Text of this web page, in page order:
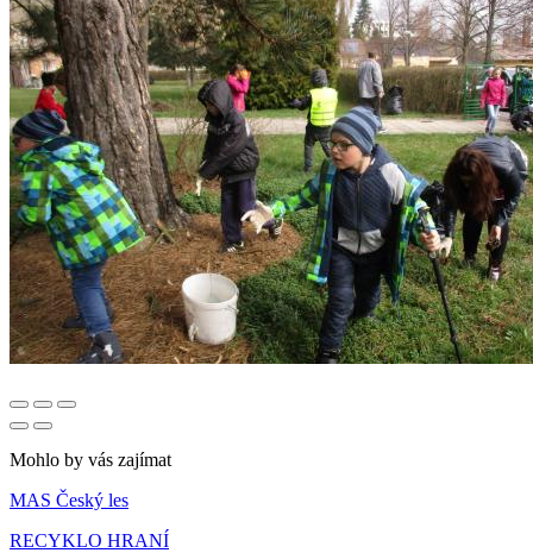
Mohlo by vás zajímat
MAS Český les
RECYKLO HRANÍ